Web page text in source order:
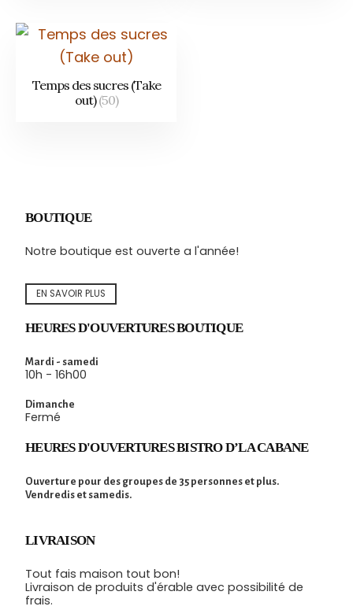
Temps des sucres (Take
out)(50)
BOUTIQUE
Notre boutique est ouverte a l'année!
EN SAVOIR PLUS
HEURES D'OUVERTURES BOUTIQUE
Mardi - samedi
10h - 16h00
Dimanche
Fermé
HEURES D'OUVERTURES BISTRO D’LA CABANE
Ouverture pour des groupes de 35 personnes et plus.
Vendredis et samedis.
LIVRAISON
Tout fais maison tout bon!
Livraison de produits d'érable avec possibilité de
frais.